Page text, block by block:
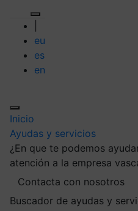
eu
es
en
Inicio
Ayudas y servicios
¿En que te podemos
atención a la empresa
Contacta con nosotros
Buscador de ayudas y